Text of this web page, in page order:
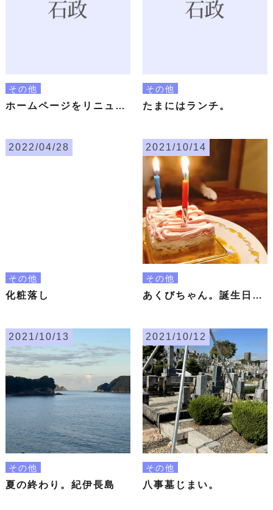
その他
ホームページをリニューアルしました
その他
たまにはランチ。
その他
化粧落し
2022/04/28
その他
あくびちゃん。誕生日おめでとう🎂
2021/10/14
その他
夏の終わり。紀伊長島
2021/10/13
その他
八事墓じまい。
2021/10/12